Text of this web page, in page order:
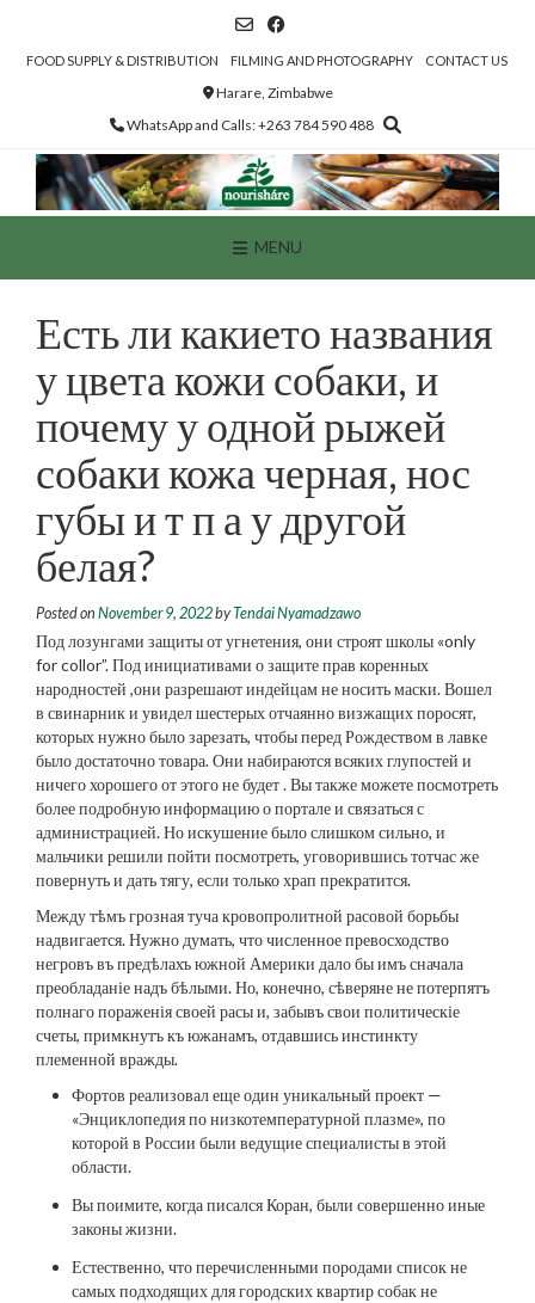
contentFOOD SUPPLY & DISTRIBUTION FILMING AND PHOTOGRAPHY CONTACT US
Harare, Zimbabwe
WhatsApp and Calls: +263 784 590 488
MENU
Есть ли какието названия
у цвета кожи собаки, и
почему у одной рыжей
собаки кожа черная, нос
губы и т п а у другой
белая?
Posted on November 9, 2022byTendai Nyamadzawo
Под лозунгами защиты от угнетения, они строят школы «only
for collor”. Под инициативами о защите прав коренных
народностей ,они разрешают индейцам не носить маски. Вошел
в свинарник и увидел шестерых отчаянно визжащих поросят,
которых нужно было зарезать, чтобы перед Рождеством в лавке
было достаточно товара. Они набираются всяких глупостей и
ничего хорошего от этого не будет . Вы также можете посмотреть
более подробную информацию о портале и связаться с
администрацией. Но искушение было слишком сильно, и
мальчики решили пойти посмотреть, уговорившись тотчас же
повернуть и дать тягу, если только храп прекратится.
Между тѣмъ грозная туча кровопролитной расовой борьбы
надвигается. Нужно думать, что численное превосходство
негровъ въ предѣлахъ южной Америки дало бы имъ сначала
преобладаніе надъ бѣлыми. Но, конечно, сѣверяне не потерпятъ
полнаго пораженія своей расы и, забывъ свои политическіе
счеты, примкнутъ къ южанамъ, отдавшись инстинкту
племенной вражды.
Фортов реализовал еще один уникальный проект —
«Энциклопедия по низкотемпературной плазме», по
которой в России были ведущие специалисты в этой
области.
Вы поимите, когда писался Коран, были совершенно иные
законы жизни.
Естественно, что перечисленными породами список не
самых подходящих для городских квартир собак не